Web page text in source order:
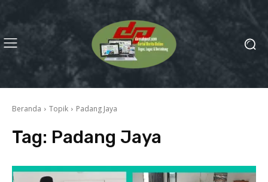
Beranda Topik Padang Jaya
Tag: Padang Jaya